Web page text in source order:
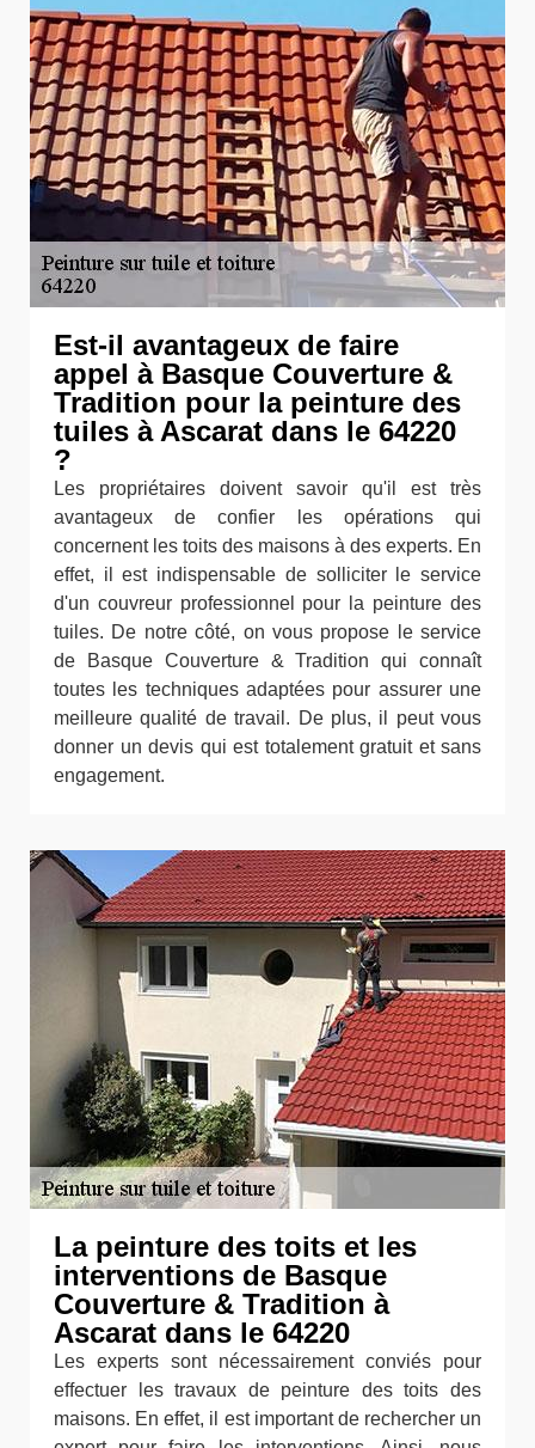
Est-il avantageux de faire
appel à Basque Couverture &
Tradition pour la peinture des
tuiles à Ascarat dans le 64220
?
Les propriétaires doivent savoir qu'il est très
avantageux de confier les opérations qui
concernent les toits des maisons à des experts. En
effet, il est indispensable de solliciter le service
d'un couvreur professionnel pour la peinture des
tuiles. De notre côté, on vous propose le service
de Basque Couverture & Tradition qui connaît
toutes les techniques adaptées pour assurer une
meilleure qualité de travail. De plus, il peut vous
donner un devis qui est totalement gratuit et sans
engagement.
La peinture des toits et les
interventions de Basque
Couverture & Tradition à
Ascarat dans le 64220
Les experts sont nécessairement conviés pour
effectuer les travaux de peinture des toits des
maisons. En effet, il est important de rechercher un